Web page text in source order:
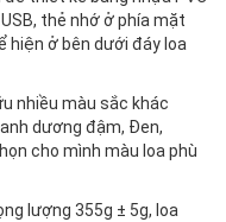
thẻ nhớ ở phía mặt
ở bên dưới đáy loa
nhiều màu sắc khác
dương đậm, Đen,
cho mình màu loa phù
lượng 355g ± 5g, loa